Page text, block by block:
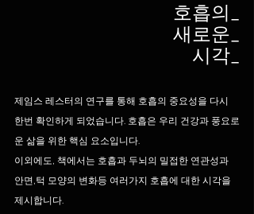
호흡의_
새로운_
시각_
제임스 레스터의 연구를 통해 호흡의 중요성을 다시
한번 확인하게 되었습니다. 호흡은 우리 건강과 풍요로
운 삶을 위한 핵심 요소입니다.
이외에도, 책에서는 호흡과 두뇌의 밀접한 연관성과
안면,턱 모양의 변화등 여러가지 호흡에 대한 시각을
제시합니다.